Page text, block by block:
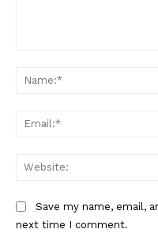
Save my name, email,
next time I comment.